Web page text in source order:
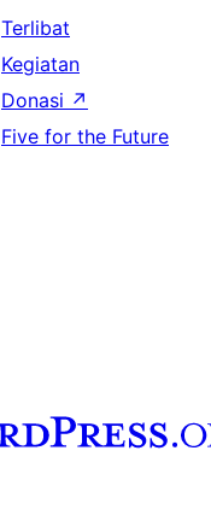
Terlibat
Kegiatan
Donasi ↗
Five for the Future